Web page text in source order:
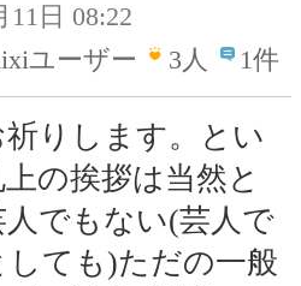
11日 08:22
ユーザー
3人 1件
祈りします。とい
の挨拶は当然と
人でもない(芸人で
しても)ただの一般